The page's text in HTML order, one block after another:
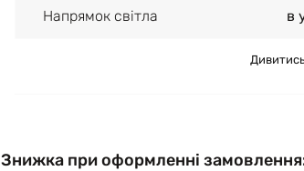
Напрямок світла в
Дивитись
Знижка при оформленні